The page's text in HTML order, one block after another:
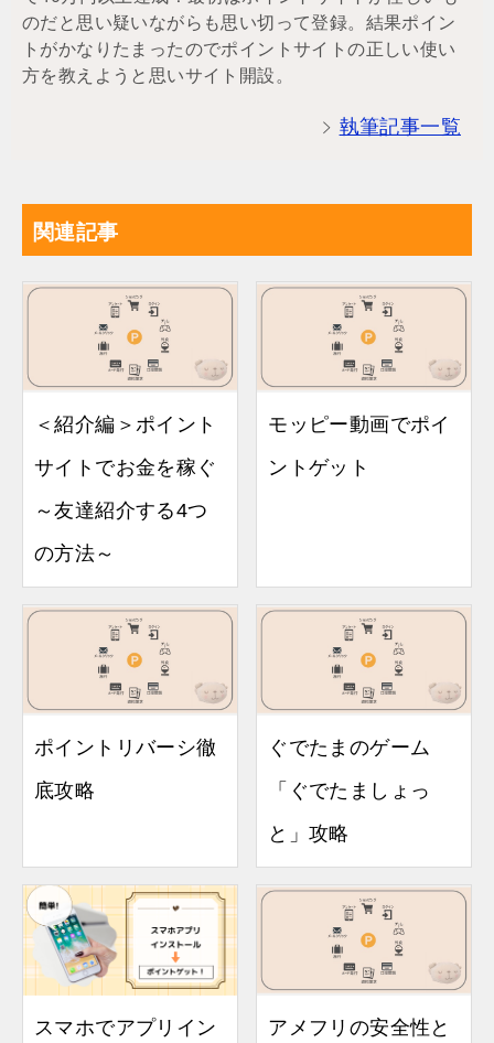
のだと思い疑いながらも思い切って登録。結果ポイン
トがかなりたまったのでポイントサイトの正しい使い
方を教えようと思いサイト開設。
執筆記事一覧
関連記事
＜紹介編＞ポイント
サイトでお金を稼ぐ
～友達紹介する4つ
の方法～
モッピー動画でポイ
ントゲット
ポイントリバーシ徹
底攻略
ぐでたまのゲーム
「ぐでたましょっ
と」攻略
スマホでアプリイン
アメフリの安全性と